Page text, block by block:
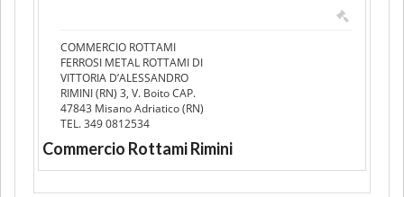
COMMERCIO ROTTAMI
FERROSI METAL ROTTAMI DI
VITTORIA D’ALESSANDRO
RIMINI (RN) 3, V. Boito CAP.
47843 Misano Adriatico (RN)
TEL. 349 0812534
Commercio Rottami Rimini